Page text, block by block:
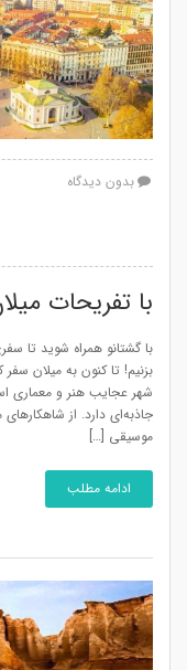
بدون دیدگاه
با تفریحات
با گشتانو همراه شوید تا
بزنیم! تا کنون به میلان
شهر عجایب هنر و معماری
جاذبه‌ای دارد. از
موسیقی […]
ادامه مطلب